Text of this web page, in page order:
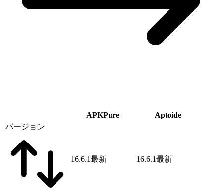
APKPure
Aptoide
バージョン
16.6.1最新 16.6.1最新